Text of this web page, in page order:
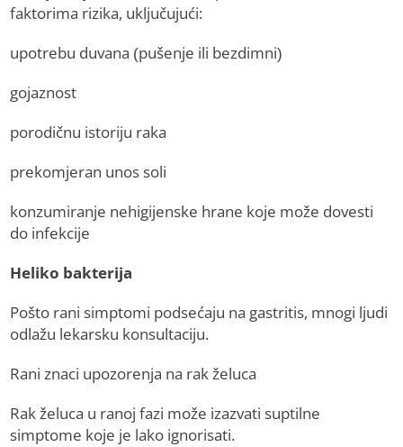
faktorima rizika, uključujući:
upotrebu duvana (pušenje ili bezdimni)
gojaznost
porodičnu istoriju raka
prekomjeran unos soli
konzumiranje nehigijenske hrane koje može dovesti
do infekcije
Heliko bakterija
Pošto rani simptomi podsećaju na gastritis, mnogi ljudi
odlažu lekarsku konsultaciju.
Rani znaci upozorenja na rak želuca
Rak želuca u ranoj fazi može izazvati suptilne
simptome koje je lako ignorisati.